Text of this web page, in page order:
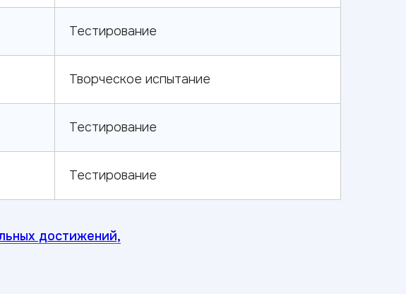
Тестирование
Творческое испытание
Тестирование
Тестирование
достижений,